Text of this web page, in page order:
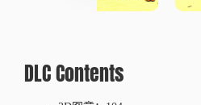
DLC Contents